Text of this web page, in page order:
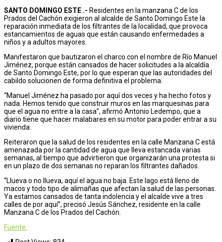
SANTO DOMINGO ESTE .- Residentes en la manzana C de los
Prados del Cachón exigieron al alcalde de Santo Domingo Este la
reparación inmediata de los filtrantes de la localidad, que provoca
estancamientos de aguas que están causando enfermedades a
niños y a adultos mayores.
Manifestaron que bautizaron el charco con el nombre de Río Manuel
Jiménez, porque están cansados de hacer solicitudes a la alcaldía
de Santo Domingo Este, por lo que esperan que las autoridades del
cabildo solucionen de forma definitiva el problema.
“Manuel Jiménez ha pasado por aquí dos veces y ha hecho fotos y
nada. Hemos tenido que construir muros en las marquesinas para
que el agua no entre a la casa”, afirmó Antonio Ledempo, que a
diario tiene que hacer malabares en su motor para poder entrar a su
vivienda.
Reiteraron que la salud de los residentes en la calle Manzana C está
amenazada por la cantidad de agua que lleva estancada varias
semanas, al tiempo que advirtieron que organizarán una protesta si
en un plazo de dos semanas no reparan los filtrantes dañados.
“Llueva o no llueva, aquí el agua no baja. Este lago está lleno de
macos y todo tipo de alimañas que afectan la salud de las personas.
Ya estamos cansados de tanta indolencia y el alcalde vive a tres
calles de por aquí”, precisó Jesús Sánchez, residente en la calle
Manzana C de los Prados del Cachón.
Fuente.